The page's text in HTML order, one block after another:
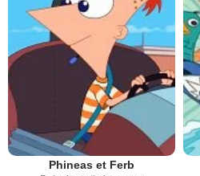
Phineas et Ferb